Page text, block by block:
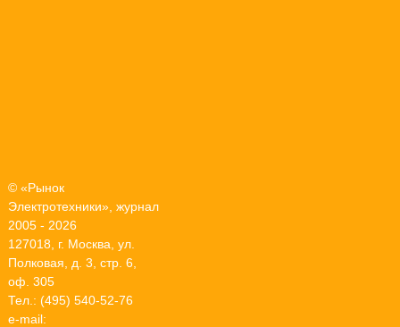
© «Рынок
Электротехники», журнал
2005 - 2026
127018, г. Москва, ул.
Полковая, д. 3, стр. 6,
оф. 305
Тел.: (495) 540-52-76
e-mail: